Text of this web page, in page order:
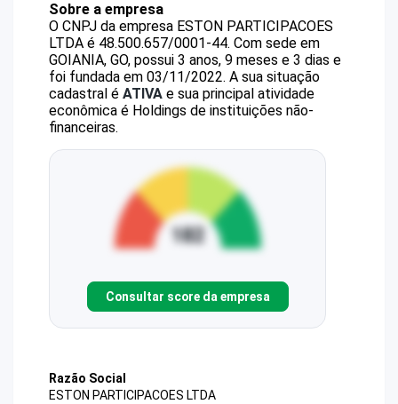
Sobre a empresa
O CNPJ da empresa ESTON PARTICIPACOES
LTDA é 48.500.657/0001-44. Com sede em
GOIANIA, GO, possui 3 anos, 9 meses e 3 dias e
foi fundada em 03/11/2022. A sua situação
cadastral é ATIVA e sua principal atividade
econômica é Holdings de instituições não-
financeiras.
Consultar score da empresa
Razão Social
ESTON PARTICIPACOES LTDA